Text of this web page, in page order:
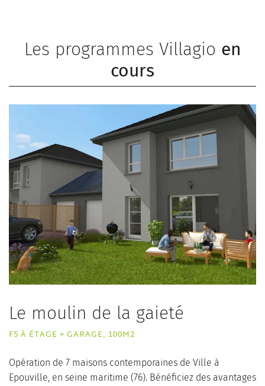
Les programmes Villagio en
cours
Le moulin de la gaieté
F5 À ÉTAGE + GARAGE, 100M2
Opération de 7 maisons contemporaines de Ville à
Epouville, en seine maritime (76). Bénéficiez des avantages